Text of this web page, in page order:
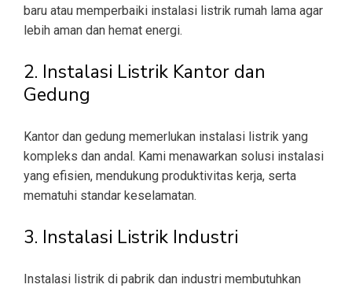
baru atau memperbaiki instalasi listrik rumah lama agar
lebih aman dan hemat energi.
2. Instalasi Listrik Kantor dan
Gedung
Kantor dan gedung memerlukan instalasi listrik yang
kompleks dan andal. Kami menawarkan solusi instalasi
yang efisien, mendukung produktivitas kerja, serta
mematuhi standar keselamatan.
3. Instalasi Listrik Industri
Instalasi listrik di pabrik dan industri membutuhkan